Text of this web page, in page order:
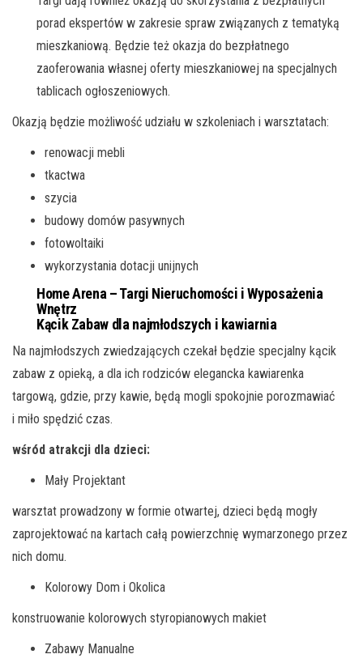
porad ekspertów w zakresie spraw związanych z tematyką
mieszkaniową. Będzie też okazja do bezpłatnego
zaoferowania własnej oferty mieszkaniowej na specjalnych
tablicach ogłoszeniowych.
Okazją będzie możliwość udziału w szkoleniach i warsztatach:
renowacji mebli
tkactwa
szycia
budowy domów pasywnych
fotowoltaiki
wykorzystania dotacji unijnych
Home Arena – Targi Nieruchomości i Wyposażenia
Wnętrz
Kącik Zabaw dla najmłodszych i kawiarnia
Na najmłodszych zwiedzających czekał będzie specjalny kącik
zabaw z opieką, a dla ich rodziców elegancka kawiarenka
targową, gdzie, przy kawie, będą mogli spokojnie porozmawiać
i miło spędzić czas.
wśród atrakcji dla dzieci:
Mały Projektant
warsztat prowadzony w formie otwartej, dzieci będą mogły
zaprojektować na kartach całą powierzchnię wymarzonego przez
nich domu.
Kolorowy Dom i Okolica
konstruowanie kolorowych styropianowych makiet
Zabawy Manualne